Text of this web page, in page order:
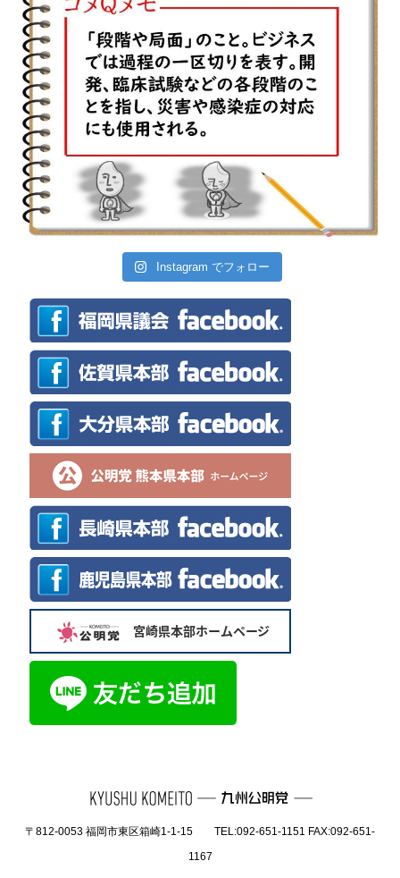
Instagram でフォロー
〒812-0053 福岡市東区箱崎1-1-15 TEL:092-651-1151 FAX:092-651-
1167